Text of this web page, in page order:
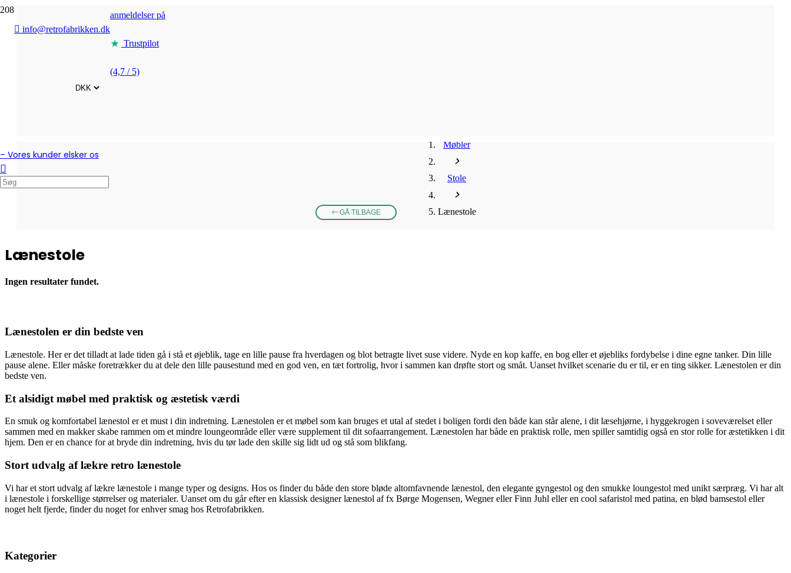
info@retrofabrikken.dk
anmeldelser på
Trustpilot
(4,7 / 5)
– Vores kunder elsker os
GÅ TILBAGE
Møbler
Stole
Lænestole
Lænestole
Ingen resultater fundet.
Lænestolen er din bedste ven
Lænestole. Her er det tilladt at lade tiden gå i stå et øjeblik, tage en lille pause fra hverdagen og blot betragte livet suse videre. Nyde en kop kaffe, en bog eller et øjebliks fordybelse i dine egne tanker. Din lille
pause alene. Eller måske foretrækker du at dele den lille pausestund med en god ven, en tæt fortrolig, hvor i sammen kan drøfte stort og småt. Uanset hvilket scenarie du er til, er en ting sikker. Lænestolen er din
bedste ven.
Et alsidigt møbel med praktisk og æstetisk værdi
En smuk og komfortabel lænestol er et must i din indretning. Lænestolen er et møbel som kan bruges et utal af stedet i boligen fordi den både kan står alene, i dit læsehjørne, i hyggekrogen i soveværelset eller
sammen med en makker skabe rammen om et mindre loungeområde eller være supplement til dit sofaarrangement. Lænestolen har både en praktisk rolle, men spiller samtidig også en stor rolle for æstetikken i dit
hjem. Den er en chance for at bryde din indretning, hvis du tør lade den skille sig lidt ud og stå som blikfang.
Stort udvalg af lækre retro lænestole
Vi har et stort udvalg af lækre lænestole i mange typer og designs. Hos os finder du både den store bløde altomfavnende lænestol, den elegante gyngestol og den smukke loungestol med unikt særpræg. Vi har alt
i lænestole i forskellige størrelser og materialer. Uanset om du går efter en klassisk designer lænestol af fx Børge Mogensen, Wegner eller Finn Juhl eller en cool safaristol med patina, en blød bamsestol eller
noget helt fjerde, finder du noget for enhver smag hos Retrofabrikken.
Kategorier